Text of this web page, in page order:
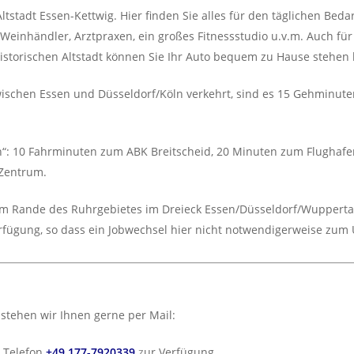
Essen-Kettwig. Hier finden Sie alles für den täglichen
Arztpraxen, ein großes Fitnessstudio u.v.m. Auch
Altstadt können Sie Ihr Auto bequem zu Hause stehen
Essen und Düsseldorf/Köln verkehrt, sind es 15
10 Fahrminuten zum ABK Breitscheid, 20 Minuten zum
Rande des Ruhrgebietes im Dreieck Essen/Düsseldorf/
so dass ein Jobwechsel hier nicht notwendigerweise
wir Ihnen gerne per Mail: